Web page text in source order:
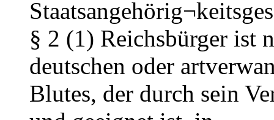
§ 2 (1) Reichsbürger ist
deutschen oder
Blutes, der durch sein